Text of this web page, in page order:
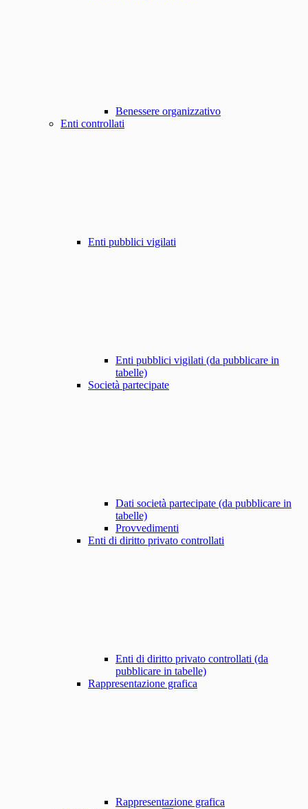
Benessere organizzativo
Enti controllati
Enti pubblici vigilati
Enti pubblici vigilati (da pubblicare in
tabelle)
Società partecipate
Dati società partecipate (da pubblicare in
tabelle)
Provvedimenti
Enti di diritto privato controllati
Enti di diritto privato controllati (da
pubblicare in tabelle)
Rappresentazione grafica
Rappresentazione grafica